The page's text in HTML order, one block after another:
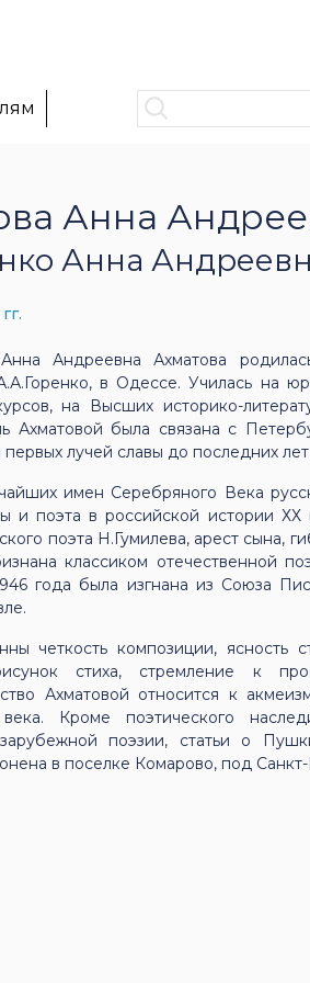
Анна
Анна
Анна Андреевна Ахматова
в Одессе. Училась на
на Высших историко-
Ахматовой была связана с
лучей славы до последних
имен Серебряного Века
и поэта в российской истории ХХ
поэта Н.Гумилева, арест сына,
классиком отечественной
года была изгнана из Союза
четкость композиции, ясность
стиха, стремление к
Ахматовой относится к
Кроме поэтического
поэзии, статьи о
в поселке Комарово, под